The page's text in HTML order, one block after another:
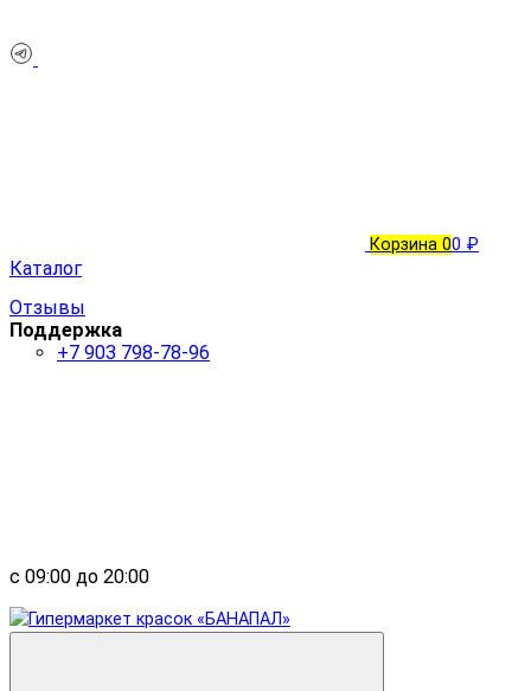
Корзина 00 ₽
Каталог
Отзывы
Поддержка
+7 903 798-78-96
с 09:00 до 20:00